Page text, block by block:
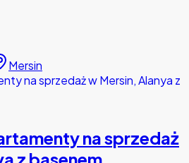
Mersin
na sprzedaż